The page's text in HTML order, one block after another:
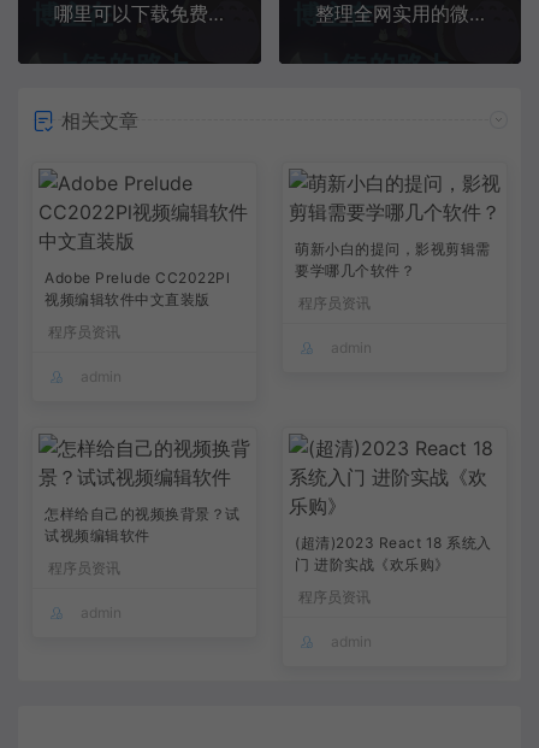
哪里可以下载免费的微信小程序源码？
整理全网实用的微信小程序，个个是宝藏（已更新15款）
相关文章
Adobe Prelude CC2022Pl
视频编辑软件中文直装版
程序员资讯
admin
萌新小白的提问，影视剪辑需
要学哪几个软件？
程序员资讯
admin
怎样给自己的视频换背景？试
试视频编辑软件
程序员资讯
admin
(超清)2023 React 18 系统入
门 进阶实战《欢乐购》
程序员资讯
admin